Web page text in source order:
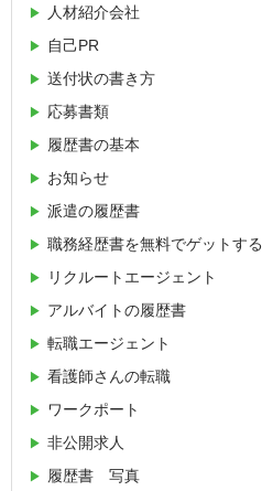
人材紹介会社
自己PR
送付状の書き方
応募書類
履歴書の基本
お知らせ
派遣の履歴書
職務経歴書を無料でゲットする
リクルートエージェント
アルバイトの履歴書
転職エージェント
看護師さんの転職
ワークポート
非公開求人
履歴書 写真